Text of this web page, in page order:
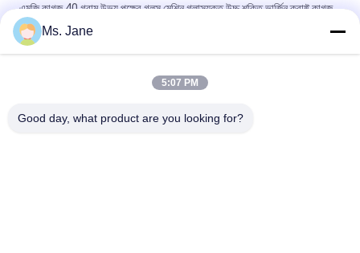
এমজি কাগজ 40 গ্রাম উভয় পক্ষের গ্লস মেশিন গ্লাসযুক্ত উচ্চ শক্তি ভার্জিন ক্রাফ্ট কাগজ
৮০/৯০ গ্রাম ডাবল সাইড সলিড ব্ল্যাক ক্রাফট পেপার ফুড গ্রেড নটস ও শুকনো ফল
প্যাকেজিংয়ের জন্য
BMPAPER উচ্চ শ্বাস প্রশ্বাসের টেক্সচারযুক্ত তামাক রোলিং পেপার 25gsm ছোট
Ms. Jane
5:07 PM
Good day, what product are you looking for?